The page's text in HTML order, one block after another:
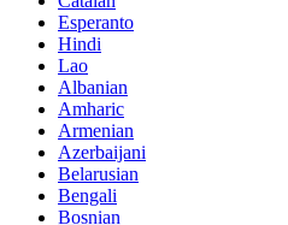
Esperanto
Hindi
Lao
Albanian
Amharic
Armenian
Azerbaijani
Belarusian
Bengali
Bosnian